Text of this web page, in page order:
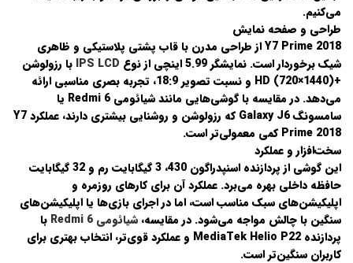
می‌کنیم.
طراحی و صفحه نمایش
Y7 Prime 2018 از طراحی مدرن با قاب پشتی پلاستیکی و ظاهری
شیک برخوردار است. نمایشگر 5.99 اینچی از نوع
IPS LCD با رزولوشن
+HD (720×1440) و نسبت تصویر 18:9، تجربه بصری مناسبی ارائه
می‌دهد. در مقایسه با گوشی‌هایی مانندشیائومی Redmi 6
یا
سامسونگ Galaxy J6
که رزولوشن و روشنایی بیشتری دارند، عملکرد Y7
Prime 2018 کمی معمولی‌تر است.
سخت‌افزار و عملکرد
این گوشی از پردازنده اسنپدراگون 430
، 3 گیگابایت رم و 32 گیگابایت
حافظه داخلی بهره می‌برد. عملکرد آن برای کارهای روزمره و
اپلیکیشن‌های سبک مناسب است، اما در اجرای بازی‌ها یا اپلیکیشن‌های
سنگین با چالش مواجه می‌شود. در مقایسه، شیائومی Redmi 6
با
پردازنده MediaTek Helio P22 و عملکرد قوی‌تر، انتخاب بهتری برای
کاربران سنگین‌تر است.